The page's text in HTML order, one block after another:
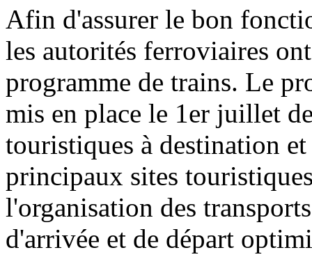
Afin d'assurer le bon
les autorités ferroviaires
programme de trains. Le
mis en place le 1er juillet
touristiques à destination
principaux sites
l'organisation des
d'arrivée et de départ